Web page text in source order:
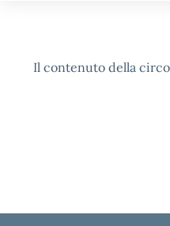
Il contenuto della